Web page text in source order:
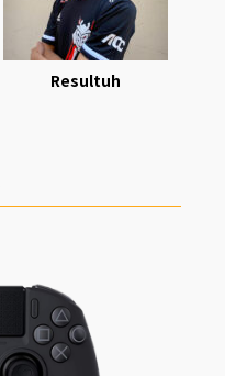
Resultuh